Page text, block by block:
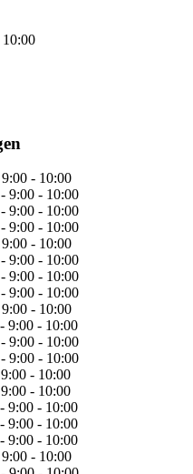
- 10:00
9:00 - 10:00
9:00 - 10:00
9:00 - 10:00
- 10:00
9:00 - 10:00
9:00 - 10:00
9:00 - 10:00
- 10:00
9:00 - 10:00
9:00 - 10:00
9:00 - 10:00
- 10:00
- 10:00
9:00 - 10:00
9:00 - 10:00
9:00 - 10:00
- 10:00